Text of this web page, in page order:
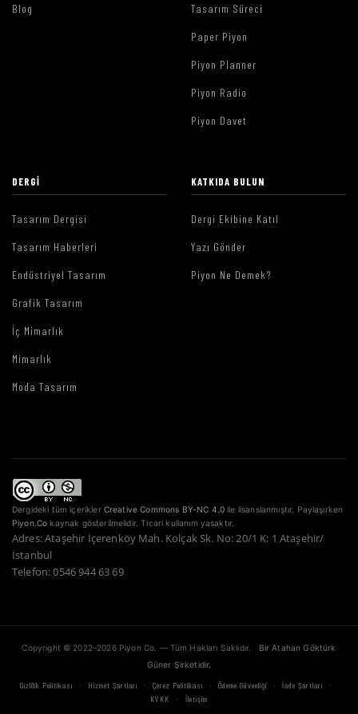
Blog Tasarım Süreci
Paper Piyon
Piyon Planner
Piyon Radio
Piyon Davet
DERGI
Tasarım Dergisi
Tasarım Haberleri
Endüstriyel Tasarım
Grafik Tasarım
İç Mimarlık
Mimarlık
Moda Tasarım
KATKIDA BULUN
Dergi Ekibine Katıl
Yazı Gönder
Piyon Ne Demek?
Dergideki tüm içerikler Creative Commons BY-NC 4.0 ile lisanslanmıştır. Paylaşırken
Piyon.Co kaynak gösterilmelidir. Ticari kullanım yasaktır.
Adres: Ataşehir İçerenköy Mah. Kolçak Sk. No: 20/1 K: 1 Ataşehir/
İstanbul
Telefon: 0546 944 63 69
Copyright © 2022–2026 Piyon Co. — Tüm Hakları Saklıdır.
Bir Atahan Göktürk
Güner Şirketidir.
Gizlilik Politikası · Hizmet Şartları · Çerez Politikası · Ödeme Güvenliği · İade Şartları ·
KVKK · İletişim